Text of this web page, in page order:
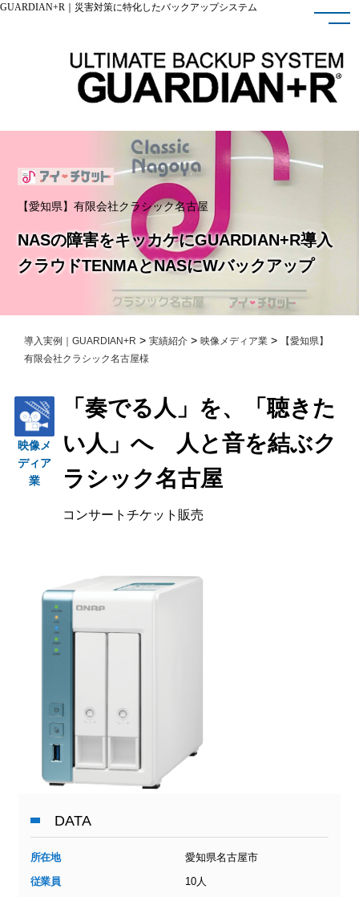
GUARDIAN+R｜災害対策に特化したバックアップシステム
【愛知県】有限会社クラシック名古屋
NASの障害をキッカケにGUARDIAN+R導入
クラウドTENMAとNASにWバックアップ
導入実例｜GUARDIAN+R > 実績紹介 > 映像メディア業 >
【愛知県】
有限会社クラシック名古屋様
映像メ
ディア
業
「奏でる人」を、「聴きた
い人」へ 人と音を結ぶク
ラシック名古屋
コンサートチケット販売
DATA
所在地
愛知県名古屋市
従業員
10人